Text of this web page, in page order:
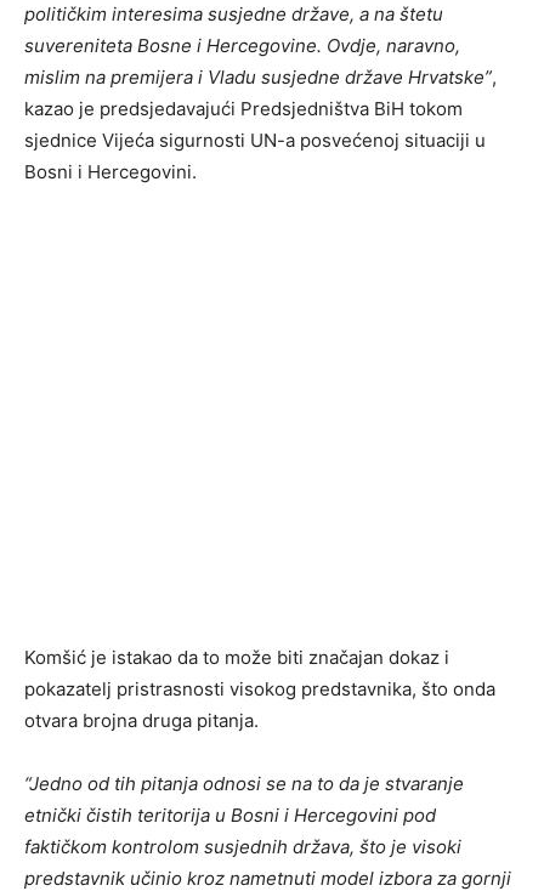
političkim interesima susjedne države, a na štetu
suvereniteta Bosne i Hercegovine. Ovdje, naravno,
mislim na premijera i Vladu susjedne države Hrvatske”,
kazao je predsjedavajući Predsjedništva BiH tokom
sjednice Vijeća sigurnosti UN-a posvećenoj situaciji u
Bosni i Hercegovini.
Komšić je istakao da to može biti značajan dokaz i
pokazatelj pristrasnosti visokog predstavnika, što onda
otvara brojna druga pitanja.
“Jedno od tih pitanja odnosi se na to da je stvaranje
etnički čistih teritorija u Bosni i Hercegovini pod
faktičkom kontrolom susjednih država, što je visoki
predstavnik učinio kroz nametnuti model izbora za gornji